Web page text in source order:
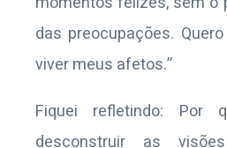
das preocupações.
viver meus afetos.”
Fiquei refletindo:
desconstruir as